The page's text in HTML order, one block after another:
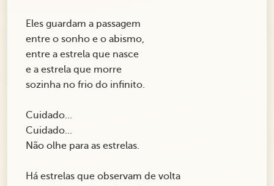
Eles guardam a passagem
entre o sonho e o abismo,
entre a estrela que nasce
e a estrela que morre
sozinha no frio do infinito.
Cuidado...
Cuidado...
Não olhe para as estrelas.
Há estrelas que observam de volta